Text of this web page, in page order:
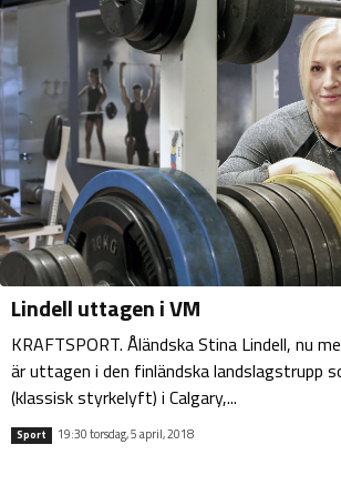
Lindell uttagen i VM
KRAFTSPORT. Åländska Stina Lindell, nu
är uttagen i den finländska landslagstrupp
(klassisk styrkelyft) i Calgary,...
Sport 19:30 torsdag, 5 april, 2018